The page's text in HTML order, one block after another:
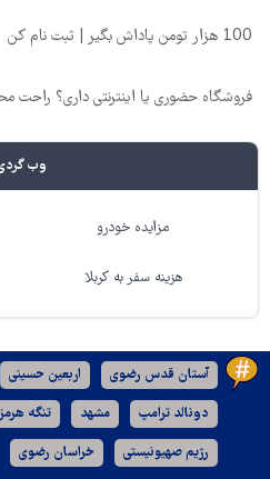
100 هزار تومن پاداش بگیر | ثبت نام کن
فروشگاه حضوری یا اینترنتی داری؟
وب
مزایده خودرو
هزینه سفر به کربلا
آستان قدس رضوی اربعین حسینی
دونالد ترامپ مشهد تنگه هرمز
رژیم صهیونیستی خراسان رضوی